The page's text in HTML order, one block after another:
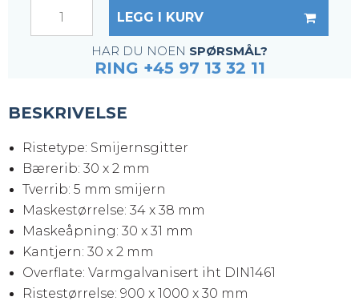
LEGG I KURV
HAR DU NOEN SPØRSMÅL?
RING +45 97 13 32 11
BESKRIVELSE
Ristetype: Smijernsgitter
Bærerib: 30 x 2 mm
Tverrib: 5 mm smijern
Maskestørrelse: 34 x 38 mm
Maskeåpning: 30 x 31 mm
Kantjern: 30 x 2 mm
Overflate: Varmgalvanisert iht DIN1461
Ristestørrelse: 900 x 1000 x 30 mm